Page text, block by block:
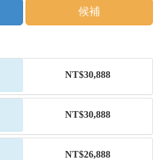
候補
NT$30,888
NT$30,888
NT$26,888